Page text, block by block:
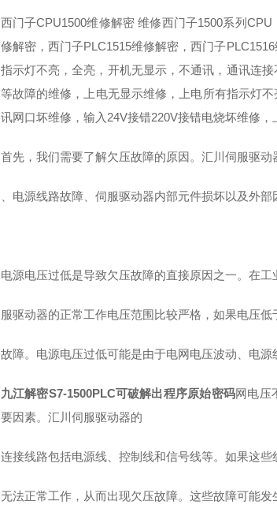
西门子CPU1500维修解密 维修西门子1500系列
修解密，西门子PLC1515维修解密，西门子
指示灯不亮，全亮，开机无显示，不通讯，通讯连
等故障的维修，上电无显示维修，上电所有指示灯
讯网口坏维修，输入24V接错220V接错电烧坏维修
首先，我们需要了解欠压故障的原因。汇川伺服驱
、电源线路故障、伺服驱动器内部元件损坏以及外部
电源电压过低是导致欠压故障的直接原因之一。在
服驱动器的正常工作电压范围比较严格，如果电压
故障。电源电压过低可能是由于电网电压波动、电
九江解密S7-1500PLC可破解出程序原始密码网电压
要因素。汇川伺服驱动器的
连接线路包括电源线、控制线和信号线等。如果这
无法正常工作，从而出现欠压故障。这些故障可能发